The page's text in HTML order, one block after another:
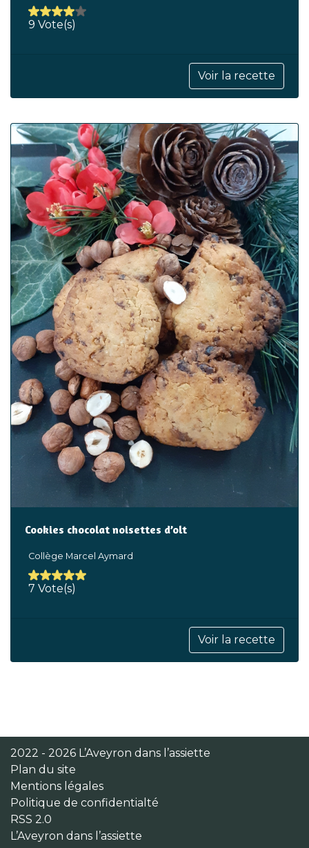
9 Vote(s)
Voir la recette
Cookies chocolat noisettes d’olt
Collège Marcel Aymard
7 Vote(s)
Voir la recette
2022 - 2026 L’Aveyron dans l’assiette
Plan du site
Mentions légales
Politique de confidentialté
RSS 2.0
L’Aveyron dans l’assiette